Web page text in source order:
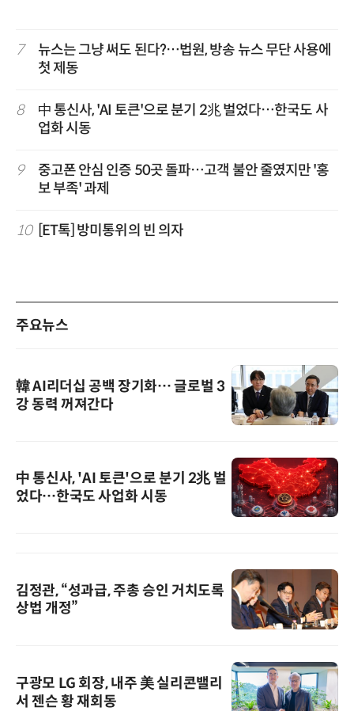
7
뉴스는 그냥 써도 된다?…법원, 방송 뉴스 무단 사용에
첫 제동
8
中 통신사, 'AI 토큰'으로 분기 2兆 벌었다…한국도 사
업화 시동
9
중고폰 안심 인증 50곳 돌파…고객 불안 줄였지만 '홍
보 부족' 과제
10 [ET톡] 방미통위의 빈 의자
주요뉴스
韓 AI리더십 공백 장기화… 글로벌 3
강 동력 꺼져간다
中 통신사, 'AI 토큰'으로 분기 2兆 벌
었다…한국도 사업화 시동
김정관, “성과급, 주총 승인 거치도록
상법 개정”
구광모 LG 회장, 내주 美 실리콘밸리
서 젠슨 황 재회동